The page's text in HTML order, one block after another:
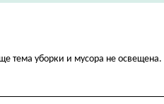
уборки и мусора не освещена.